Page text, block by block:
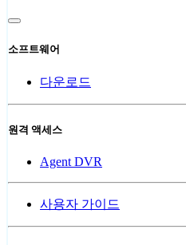
소프트웨어
다운로드
원격 액세스
Agent DVR
사용자 가이드